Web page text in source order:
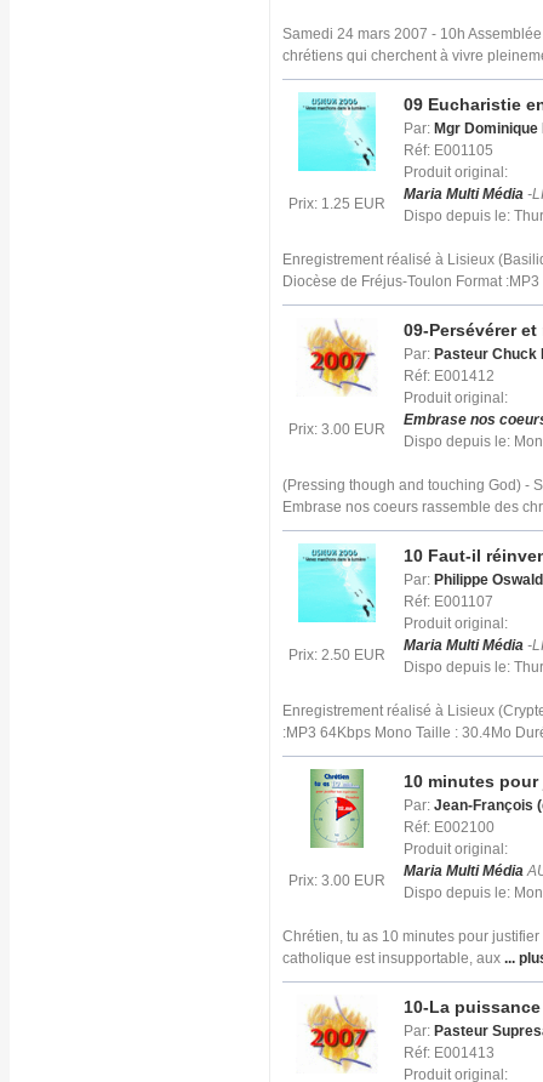
Samedi 24 mars 2007 - 10h
chrétiens qui cherchent à vivre
Prix: 1.25 EUR
09 Eucharistie
Par: Mgr Dominique
Réf: E001105
Produit original:
Maria Multi Média -
Dispo depuis le:
Enregistrement réalisé à Lisieux
Diocèse de Fréjus-Toulon Format
Prix: 3.00 EUR
09-Persévérer
Par: Pasteur Chuck
Réf: E001412
Produit original:
Embrase nos
Dispo depuis le:
(Pressing though and touching God) -
Embrase nos coeurs rassemble des
Prix: 2.50 EUR
10 Faut-il
Par: Philippe Oswald
Réf: E001107
Produit original:
Maria Multi Média -
Dispo depuis le:
Enregistrement réalisé à Lisieux
:MP3 64Kbps Mono Taille : 30.4Mo
Prix: 3.00 EUR
10 minutes
Par: Jean-François
Réf: E002100
Produit original:
Maria Multi Média
Dispo depuis le:
Chrétien, tu as 10 minutes pour
catholique est insupportable, aux ...
10-La
Par: Pasteur
Réf: E001413
Produit original: